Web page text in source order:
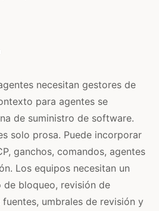
necesitan gestores de
para agentes se
de suministro de software.
solo prosa. Puede incorporar
ganchos, comandos, agentes
Los equipos necesitan un
de bloqueo, revisión de
umbrales de revisión y